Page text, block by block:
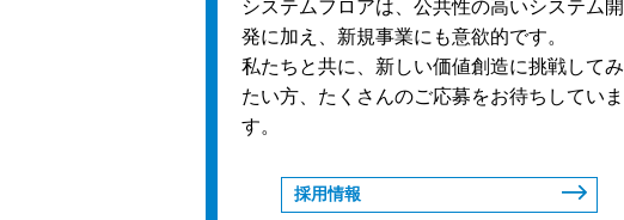
システムフロアは、公共性の高いシステム開
発に加え、新規事業にも意欲的です。
私たちと共に、新しい価値創造に挑戦してみ
たい方、たくさんのご応募をお待ちしていま
す。
採用情報